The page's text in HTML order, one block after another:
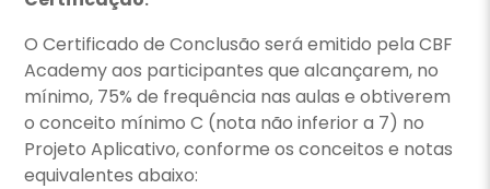
O Certificado de Conclusão será emitido pela CBF
Academy aos participantes que alcançarem, no
mínimo, 75% de frequência nas aulas e obtiverem
o conceito mínimo C (nota não inferior a 7) no
Projeto Aplicativo, conforme os conceitos e notas
equivalentes abaixo: